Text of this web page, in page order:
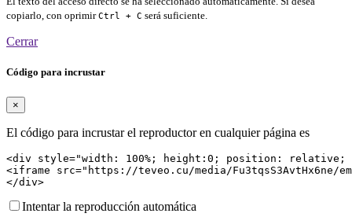
copiarlo, con oprimirCtrl + C será suficiente.
Cerrar
Código para incrustar
×
El código para incrustar el reproductor en cualquier página es
<div style="width: 100%; height:0; position: relative;
<iframe src="https://teveo.cu/media/
</div>
Intentar la reproducción automática